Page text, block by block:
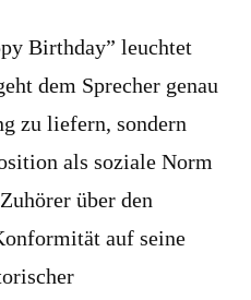
Birthday” leuchtet
dem Sprecher genau
zu liefern, sondern
als soziale Norm
über den
auf seine